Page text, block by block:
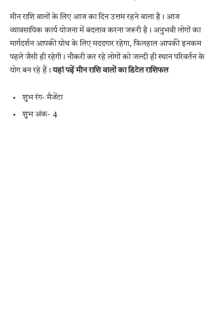
मीन राशि वालों के लिए आज का दिन उत्तम रहने वाला है। आज
व्यावसायिक कार्य योजना में बदलाव करना जरूरी है। अनुभवी लोगों का
मार्गदर्शन आपकी ग्रोथ के लिए मददगार रहेगा, फिलहाल आपकी इनकम
पहले जैसी ही रहेगी। नौकरी कर रहे लोगों को जल्दी ही स्थान परिवर्तन के
योग बन रहे हैं।यहां पढ़ें मीन राशि वालों का डिटेल राशिफल
शुभ रंग- मैजेंटा
शुभ अंक- 4